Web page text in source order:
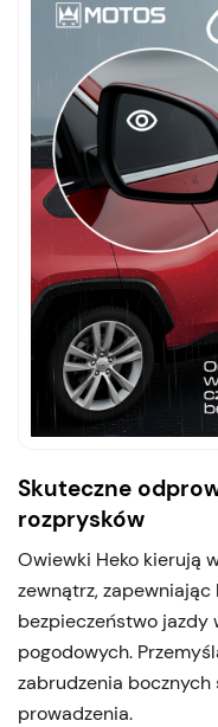
Skuteczne
rozprysków
Owiewki Heko kierują
zewnątrz,
bezpieczeństwo
pogodowych.
zabrudzenia
prowadzenia.